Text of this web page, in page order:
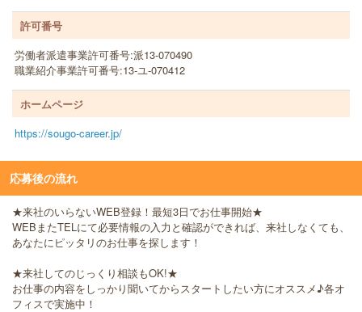
許可番号
労働者派遣事業許可番号:派13-070490
職業紹介事業許可番号:13-ユ-070412
ホームページ
https://sougo-career.jp/
応募後の流れ
★来社のいらないWEB登録！最短3日でお仕事開始★
WEBまたTELにて必要情報の入力と確認ができれば、来社しなくても、
あなたにピッタリのお仕事を探します！
★来社してのじっくり相談もOK!★
お仕事の内容をしっかり聞いてからスタートしたい方にオススメ♪各オ
フィスで実施中！